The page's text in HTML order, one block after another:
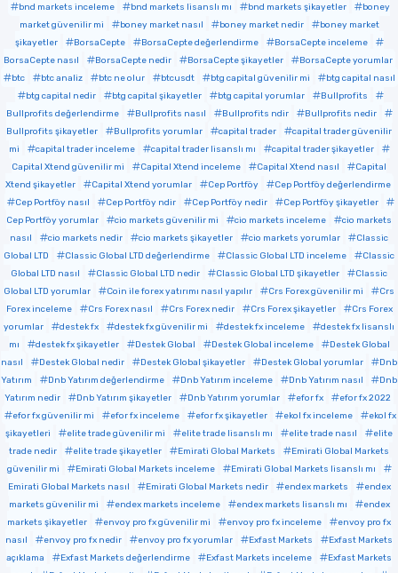
bnd markets inceleme
bnd markets lisanslı mı bnd markets şikayetler
boney
market güvenilir mi
boney market nasıl boney market nedir
boney market
şikayetler
BorsaCepte BorsaCepte değerlendirme
BorsaCepte inceleme
BorsaCepte nasıl
BorsaCepte nedir BorsaCepte şikayetler
BorsaCepte yorumlar
btc
btc analiz btc ne olur btcusdt btg capital güvenilir mi
btg capital nasıl
btg capital nedir
btg capital şikayetler btg capital yorumlar
Bullprofits
Bullprofits değerlendirme
Bullprofits nasıl Bullprofits ndir
Bullprofits nedir
Bullprofits şikayetler
Bullprofits yorumlar capital trader
capital trader güvenilir
mi
capital trader inceleme capital trader lisanslı mı
capital trader şikayetler
Capital Xtend güvenilir mi
Capital Xtend inceleme Capital Xtend nasıl
Capital
Xtend şikayetler
Capital Xtend yorumlar Cep Portföy
Cep Portföy değerlendirme
Cep Portföy nasıl
Cep Portföy ndir Cep Portföy nedir
Cep Portföy şikayetler
Cep Portföy yorumlar
cio markets güvenilir mi cio markets inceleme
cio markets
nasıl
cio markets nedir cio markets şikayetler cio markets yorumlar
Classic
Global LTD
Classic Global LTD değerlendirme Classic Global LTD inceleme
Classic
Global LTD nasıl
Classic Global LTD nedir Classic Global LTD şikayetler
Classic
Global LTD yorumlar
Coin ile forex yatırımı nasıl yapılır Crs Forex güvenilir mi
Crs
Forex inceleme
Crs Forex nasıl Crs Forex nedir Crs Forex şikayetler
Crs Forex
yorumlar
destek fx destek fx güvenilir mi destek fx inceleme
destek fx lisanslı
mı
destek fx şikayetler Destek Global Destek Global inceleme
Destek Global
nasıl
Destek Global nedir Destek Global şikayetler Destek Global yorumlar
Dnb
Yatırım
Dnb Yatırım değerlendirme Dnb Yatırım inceleme Dnb Yatırım nasıl
Dnb
Yatırım nedir
Dnb Yatırım şikayetler Dnb Yatırım yorumlar efor fx
efor fx 2022
efor fx güvenilir mi
efor fx inceleme efor fx şikayetler ekol fx inceleme
ekol fx
şikayetleri
elite trade güvenilir mi elite trade lisanslı mı elite trade nasıl
elite
trade nedir
elite trade şikayetler Emirati Global Markets
Emirati Global Markets
güvenilir mi
Emirati Global Markets inceleme
Emirati Global Markets lisanslı mı
Emirati Global Markets nasıl
Emirati Global Markets nedir endex markets
endex
markets güvenilir mi
endex markets inceleme endex markets lisanslı mı
endex
markets şikayetler
envoy pro fx güvenilir mi envoy pro fx inceleme
envoy pro fx
nasıl
envoy pro fx nedir envoy pro fx yorumlar Exfast Markets
Exfast Markets
açıklama
Exfast Markets değerlendirme Exfast Markets inceleme
Exfast Markets